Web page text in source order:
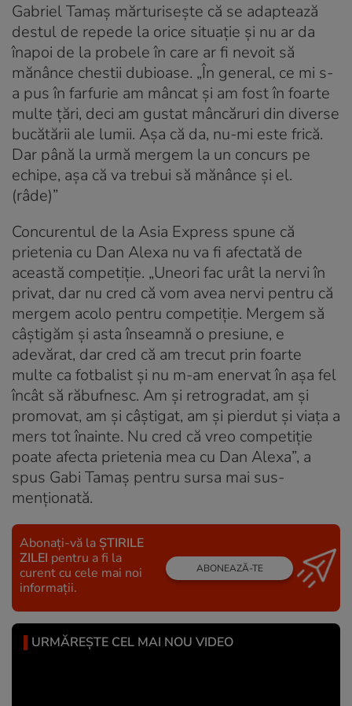
Gabriel Tamaș mărturisește că se adaptează
destul de repede la orice situație și nu ar da
înapoi de la probele în care ar fi nevoit să
mănânce chestii dubioase. „În general, ce mi s-
a pus în farfurie am mâncat și am fost în foarte
multe țări, deci am gustat mâncăruri din diverse
bucătării ale lumii. Așa că da, nu-mi este frică.
Dar până la urmă mergem la un concurs pe
echipe, așa că va trebui să mănânce și el.
(râde)”
Concurentul de la Asia Express spune că
prietenia cu Dan Alexa nu va fi afectată de
această competiție. „Uneori fac urât la nervi în
privat, dar nu cred că vom avea nervi pentru că
mergem acolo pentru competiție. Mergem să
câștigăm și asta înseamnă o presiune, e
adevărat, dar cred că am trecut prin foarte
multe ca fotbalist și nu m-am enervat în așa fel
încât să răbufnesc. Am și retrogradat, am și
promovat, am și câștigat, am și pierdut și viața a
mers tot înainte. Nu cred că vreo competiție
poate afecta prietenia mea cu Dan Alexa”, a
spus Gabi Tamaș pentru sursa mai sus-
menționată.
Abonați-vă la ȘTIRILE
ZILEI pentru a fi la
curent cu cele mai noi
informații.
ABONEAZĂ-TE
URMĂREȘTE CEL MAI NOU VIDEO